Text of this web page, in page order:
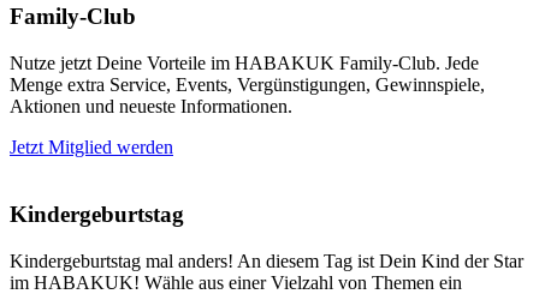
Family-Club
Nutze jetzt Deine Vorteile im HABAKUK Family-Club. Jede
Menge extra Service, Events, Vergünstigungen, Gewinnspiele,
Aktionen und neueste Informationen.
Jetzt Mitglied werden
Kindergeburtstag
Kindergeburtstag mal anders! An diesem Tag ist Dein Kind der Star
im HABAKUK! Wähle aus einer Vielzahl von Themen ein